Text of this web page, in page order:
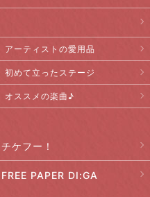
アーティストの愛用品
初めて立ったステージ
オススメの楽曲♪
チケフー！
FREE PAPER DI:GA